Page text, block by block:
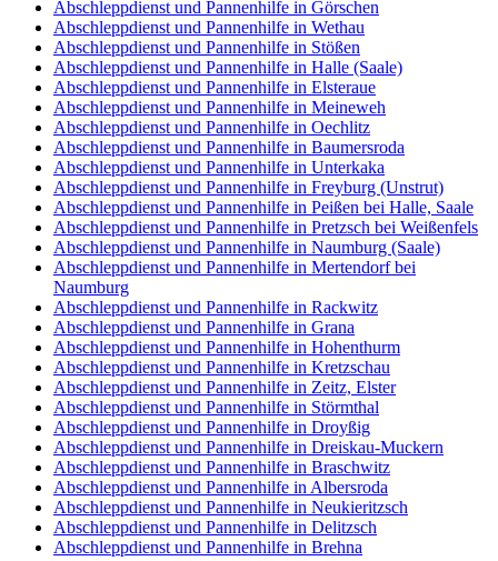
Abschleppdienst und Pannenhilfe in Görschen
Abschleppdienst und Pannenhilfe in Wethau
Abschleppdienst und Pannenhilfe in Stößen
Abschleppdienst und Pannenhilfe in Halle (Saale)
Abschleppdienst und Pannenhilfe in Elsteraue
Abschleppdienst und Pannenhilfe in Meineweh
Abschleppdienst und Pannenhilfe in Oechlitz
Abschleppdienst und Pannenhilfe in Baumersroda
Abschleppdienst und Pannenhilfe in Unterkaka
Abschleppdienst und Pannenhilfe in Freyburg (Unstrut)
Abschleppdienst und Pannenhilfe in Peißen bei Halle, Saale
Abschleppdienst und Pannenhilfe in Pretzsch bei Weißenfels
Abschleppdienst und Pannenhilfe in Naumburg (Saale)
Abschleppdienst und Pannenhilfe in Mertendorf bei
Naumburg
Abschleppdienst und Pannenhilfe in Rackwitz
Abschleppdienst und Pannenhilfe in Grana
Abschleppdienst und Pannenhilfe in Hohenthurm
Abschleppdienst und Pannenhilfe in Kretzschau
Abschleppdienst und Pannenhilfe in Zeitz, Elster
Abschleppdienst und Pannenhilfe in Störmthal
Abschleppdienst und Pannenhilfe in Droyßig
Abschleppdienst und Pannenhilfe in Dreiskau-Muckern
Abschleppdienst und Pannenhilfe in Braschwitz
Abschleppdienst und Pannenhilfe in Albersroda
Abschleppdienst und Pannenhilfe in Neukieritzsch
Abschleppdienst und Pannenhilfe in Delitzsch
Abschleppdienst und Pannenhilfe in Brehna